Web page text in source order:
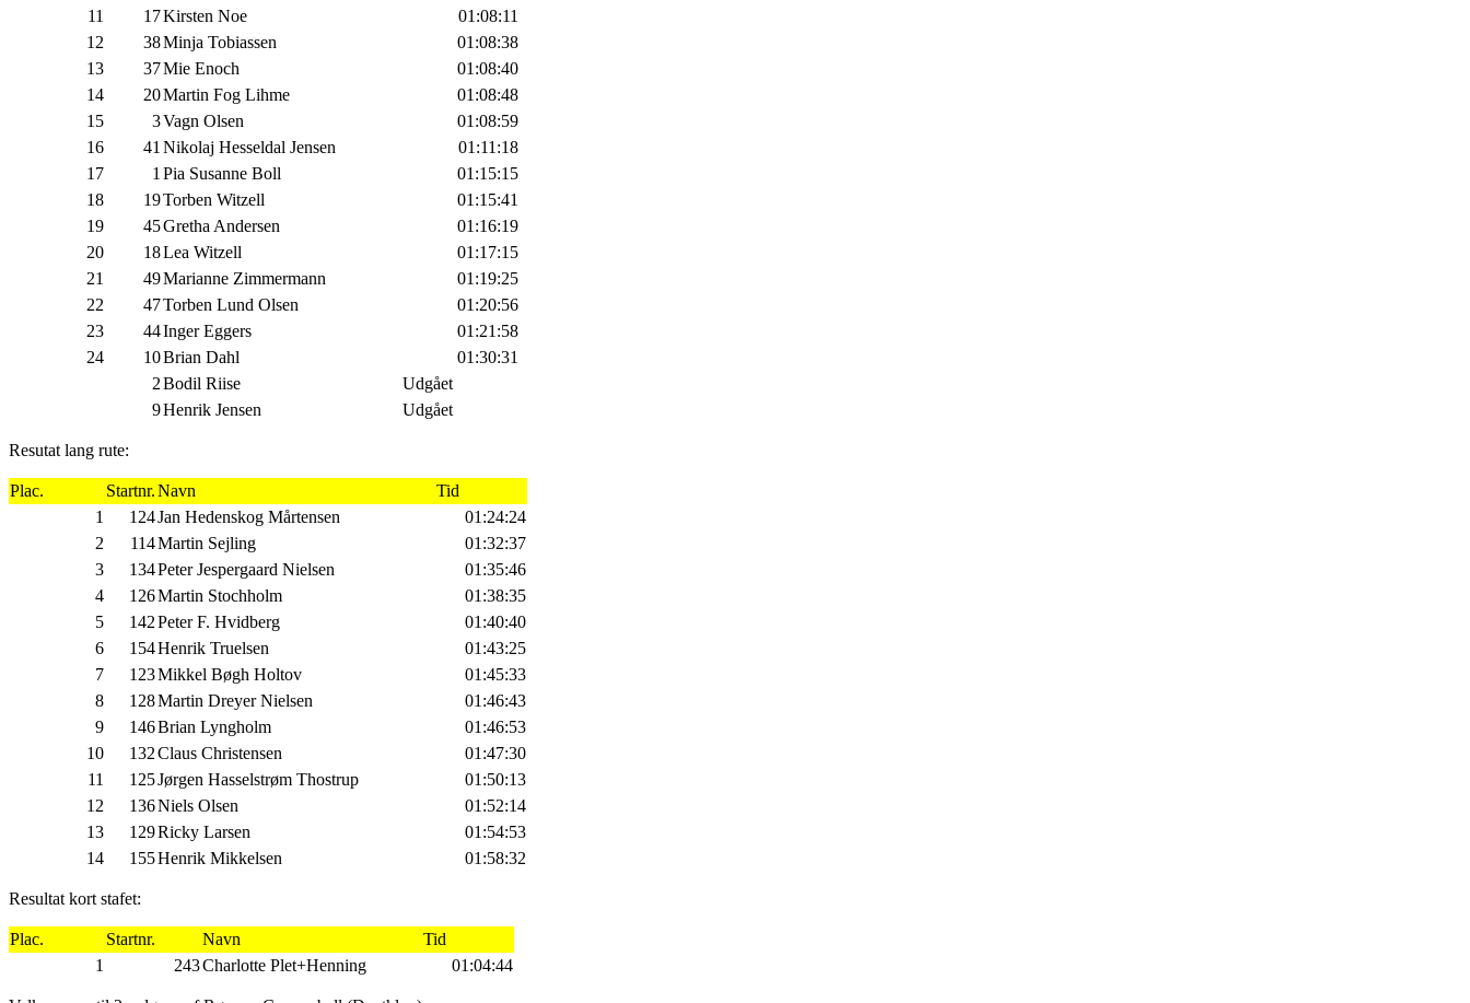
11
17Kirsten Noe
01:08:11
12
38Minja Tobiassen
01:08:38
13
37Mie Enoch
01:08:40
14
20Martin Fog Lihme
01:08:48
15
3Vagn Olsen
01:08:59
16
41 Nikolaj Hesseldal Jensen
01:11:18
17
1 Pia Susanne Boll
01:15:15
18
19Torben Witzell
01:15:41
19
45Gretha Andersen
01:16:19
20
18Lea Witzell
01:17:15
21
49Marianne Zimmermann
01:19:25
22
47Torben Lund Olsen
01:20:56
23
44Inger Eggers
01:21:58
24
10Brian Dahl
01:30:31
2Bodil Riise
Udgået
9Henrik Jensen Udgået
Resutat lang rute:
Plac. Startnr.Navn
Tid
1
124Jan Hedenskog Mårtensen
01:24:24
2
114Martin Sejling
01:32:37
3
134Peter Jespergaard Nielsen
01:35:46
4
126Martin Stochholm
01:38:35
5
142Peter F. Hvidberg
01:40:40
6
154Henrik Truelsen
01:43:25
7
123Mikkel Bøgh Holtov
01:45:33
8
128Martin Dreyer Nielsen
01:46:43
9
146Brian Lyngholm
01:46:53
10
132Claus Christensen
01:47:30
11
125Jørgen Hasselstrøm Thostrup
01:50:13
12
136Niels Olsen
01:52:14
13
129Ricky Larsen
01:54:53
14
155Henrik Mikkelsen 01:58:32
Resultat kort stafet:
Plac. Startnr. Navn
Tid
1
243Charlotte Plet+Henning 01:04:44